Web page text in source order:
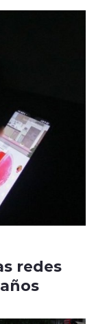
redes